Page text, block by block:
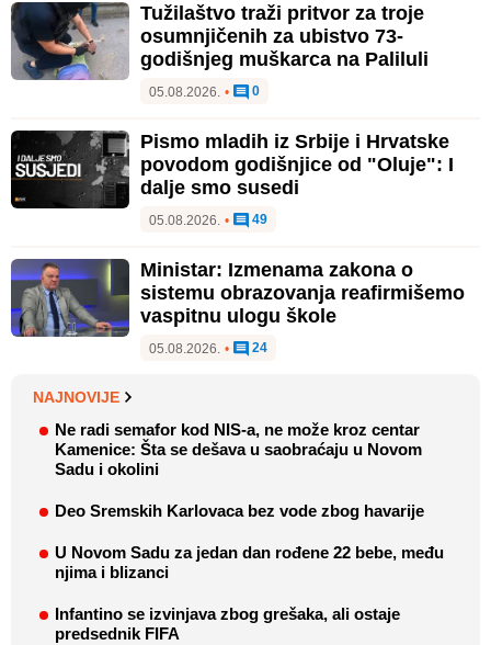
Tužilaštvo traži pritvor za troje
osumnjičenih za ubistvo 73-
godišnjeg muškarca na Paliluli
05.08.2026. • 0
Pismo mladih iz Srbije i Hrvatske
povodom godišnjice od "Oluje": I
dalje smo susedi
05.08.2026. • 49
Ministar: Izmenama zakona o
sistemu obrazovanja reafirmišemo
vaspitnu ulogu škole
05.08.2026. • 24
NAJNOVIJE
Ne radi semafor kod NIS-a, ne može kroz centar
Kamenice: Šta se dešava u saobraćaju u Novom
Sadu i okolini
Deo Sremskih Karlovaca bez vode zbog havarije
U Novom Sadu za jedan dan rođene 22 bebe, među
njima i blizanci
Infantino se izvinjava zbog grešaka, ali ostaje
predsednik FIFA